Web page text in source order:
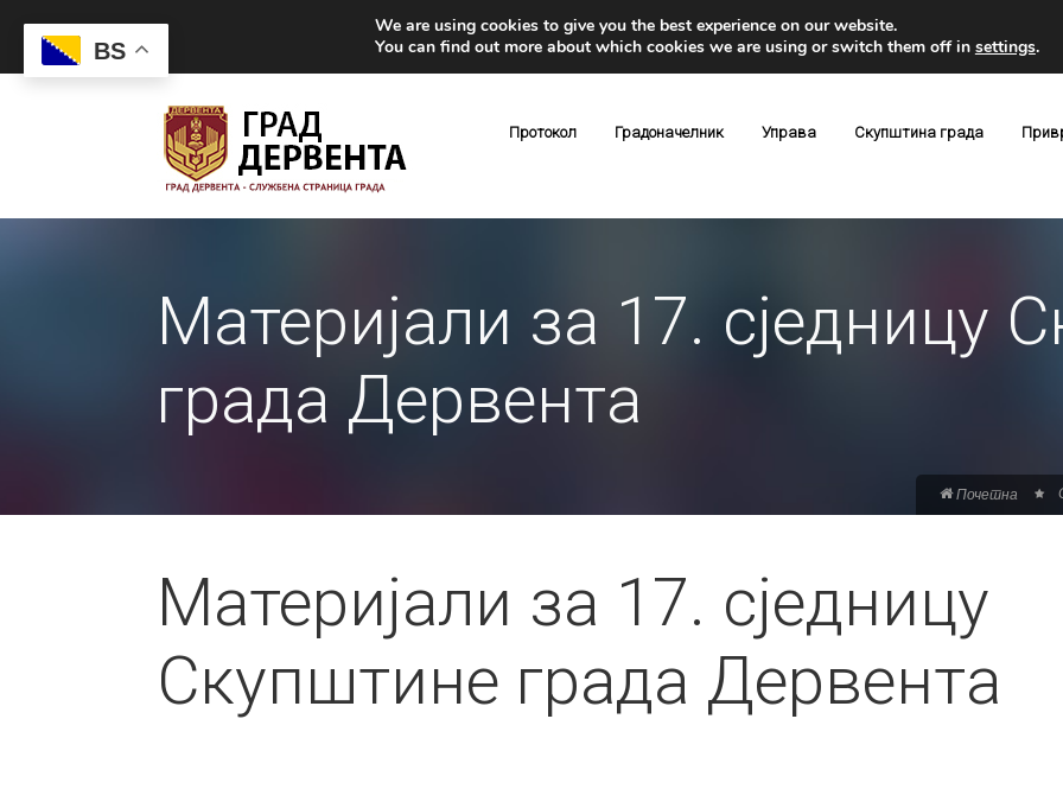
Протокол Градоначелник Управа Скупштина града
Материјали за 17. сједницу
града Дервента
Почетна
Материјали за 17. сједницу
Скупштине града Дервента
BS
We are using cookies to give you the best experience on our website.
You can find out more about which cookies we are using or switch them off in settings.